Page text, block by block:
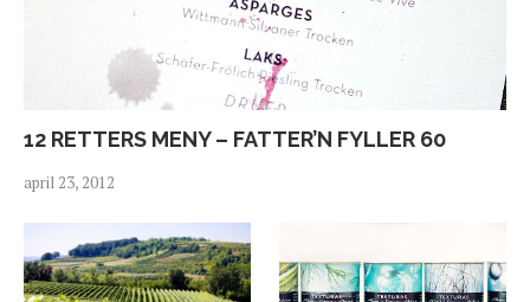
12 RETTERS MENY – FATTER’N FYLLER 60
april 23, 2012